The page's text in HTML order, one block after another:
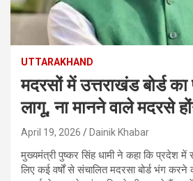
UTTARAKHAND
मदरसों में उत्तराखंड बोर्ड
लागू, ना मानने वाले मदरसे
April 19, 2026 Dainik Khabar
मुख्यमंत्री पुष्कर सिंह धामी ने कहा कि प्रदेश में
लिए कई वर्षों से संचालित मदरसा बोर्ड भंग करने